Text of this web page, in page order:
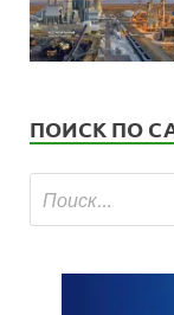
ПОИСК ПО